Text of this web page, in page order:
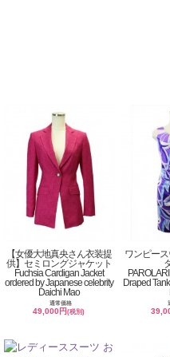
【女優大地真央さん衣装提
供】セミロングジャケット
Fuchsia Cardigan Jacket
ordered by Japanese celebrity
Daichi Mao
通常価格
49,000円(税別)
ワンピー
Draped